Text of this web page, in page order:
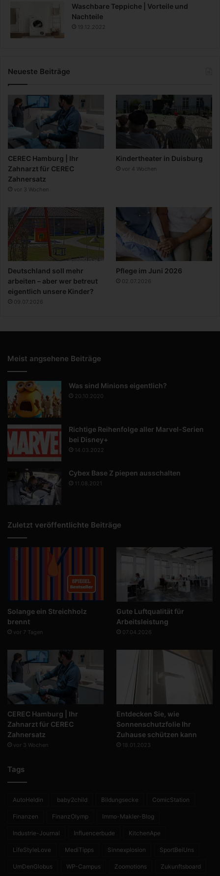
Waschbare Teppiche | Vorteile und
Nachteile
19.12.2022
Neueste Beiträge
CEREC Hamburg | Ihr
Zahnarzt für CEREC
Zahnersatz
vor 3 Wochen
Kindertheater in Duisburg
vor 4 Wochen
Deutschland soll mehr
arbeiten – aber wer betreut
eigentlich unsere Kinder?
09.07.2026
Pflege im Juni 2026
02.07.2026
Meist angsehene Beiträge
Was sind Minions eigentlich?
20.10.2020
Richtige Reihenfolge aller Marvel-Serien
bei Disney+
14.03.2022
Cybex Base Z piepen ausschalten
11.08.2021
Zuletzt veröffentlichte Beiträge
Solange ein Streichholz
brennt
vor 7 Tagen
Gute Luftqualität für
Arbeitsleistung
07.04.2026
CEREC Hamburg | Ihr
Zahnarzt für CEREC
Zahnersatz
vor 3 Wochen
Entdecken Sie, wie
Sonnenschutzfolie Ihr
Zuhause schützen kann
18.01.2023
Tags
AutoHeldin baby2child Bildungsecke ComicStation
Finanzen FinanzOlymp Immo-Makler-Blog
Industrie-Journal Influencerbude KitchenApe
LifeStyleLove MediTipps Sinnexplosion SportBeiUns
UmDenGlobus WP-Campus Zoomotions Zukunftsboard